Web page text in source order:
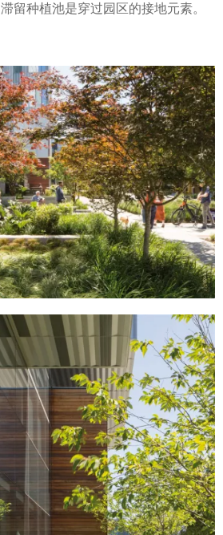
滞留种植池是穿过园区的接地元素。